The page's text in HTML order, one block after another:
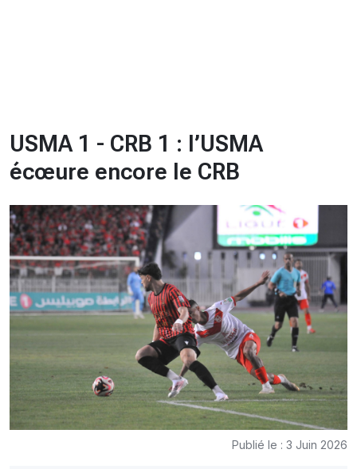
USMA 1 - CRB 1 : l’USMA
écœure encore le CRB
Publié le : 3 Juin 2026